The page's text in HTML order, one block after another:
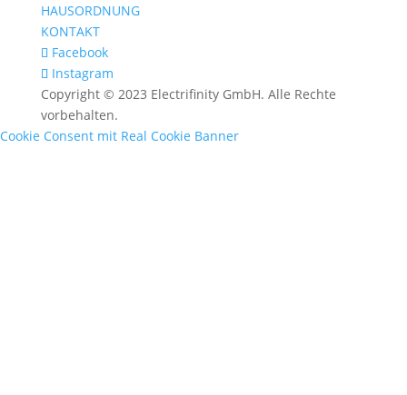
HAUSORDNUNG
KONTAKT
Facebook
Instagram
Copyright © 2023 Electrifinity GmbH. Alle Rechte
vorbehalten.
Cookie Consent mit Real Cookie Banner